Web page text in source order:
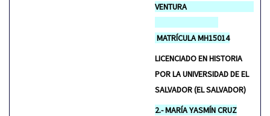
VENTURA
MATRÍCULA MH15014
LICENCIADO EN HISTORIA
POR LA UNIVERSIDAD DE EL
SALVADOR (EL SALVADOR)
2.- MARÍA YASMÍN CRUZ